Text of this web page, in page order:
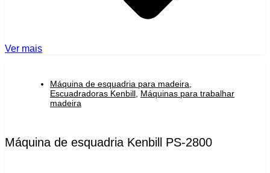
Ver mais
Máquina de esquadria para madeira
Escuadradoras Kenbill Máquinas para trabalhar
madeira
Máquina de esquadria Kenbill PS-2800